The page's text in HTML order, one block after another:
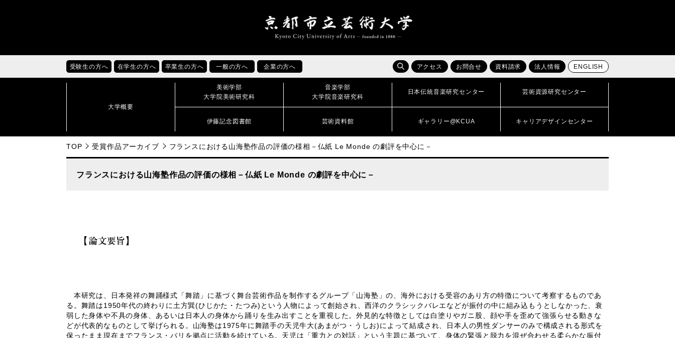
受験生の方へ 在学生の方へ 卒業生の方へ 一般の方へ 企業の方へ アクセス お問合せ 資料請求 法人情報 ENGLISH
大学概要
美術学部
大学院美術研究科
音楽学部
大学院音楽研究科
日本伝統音楽研究センター 芸術資源研究センター
伊藤記念図書館 芸術資料館 ギャラリー@KCUA キャリアデザインセンター
TOP 受賞作品アーカイブ フランスにおける山海塾作品の評価の様相－仏紙 Le Monde の劇評を中心に－
フランスにおける山海塾作品の評価の様相－仏紙 Le Monde の劇評を中心に－
本研究は、日本発祥の舞踊様式「舞踏」に基づく舞台芸術作品を制作するグループ「山海塾」の、海外における受容のあり方の特徴について考察するものであ
る。舞踏は1950年代の終わりに土方巽(ひじかた・たつみ)という人物によって創始され、西洋のクラシックバレエなどが振付の中に組み込もうとしなかった、衰
弱した身体や不具の身体、あるいは日本人の身体から踊りを生み出すことを重視した。外見的な特徴としては白塗りやガニ股、顔や手を歪めて強張らせる動きな
どが代表的なものとして挙げられる。山海塾は1975年に舞踏手の天児牛大(あまがつ・うしお)によって結成され、日本人の男性ダンサーのみで構成される形式を
保ったまま現在までフランス・パリを拠点に活動を続けている。天児は「重力との対話」という主題に基づいて、身体の緊張と脱力を混ぜ合わせる柔らかな振付